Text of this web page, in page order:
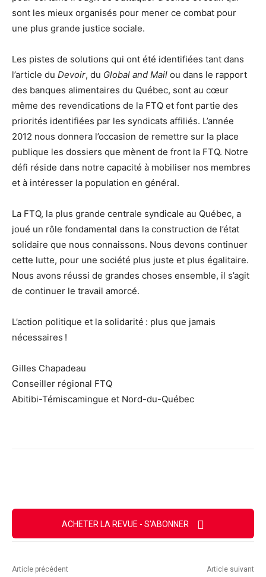
sont les mieux organisés pour mener ce combat pour
une plus grande justice sociale.
Les pistes de solutions qui ont été identifiées tant dans
l’article du Devoir, du Global and Mail ou dans le rapport
des banques alimentaires du Québec, sont au cœur
même des revendications de la FTQ et font partie des
priorités identifiées par les syndicats affiliés. L’année
2012 nous donnera l’occasion de remettre sur la place
publique les dossiers que mènent de front la FTQ. Notre
défi réside dans notre capacité à mobiliser nos membres
et à intéresser la population en général.
La FTQ, la plus grande centrale syndicale au Québec, a
joué un rôle fondamental dans la construction de l’état
solidaire que nous connaissons. Nous devons continuer
cette lutte, pour une société plus juste et plus égalitaire.
Nous avons réussi de grandes choses ensemble, il s’agit
de continuer le travail amorcé.
L’action politique et la solidarité : plus que jamais
nécessaires !
Gilles Chapadeau
Conseiller régional FTQ
Abitibi-Témiscamingue et Nord-du-Québec
ACHETER LA REVUE - S'ABONNER
Article précédent Article suivant